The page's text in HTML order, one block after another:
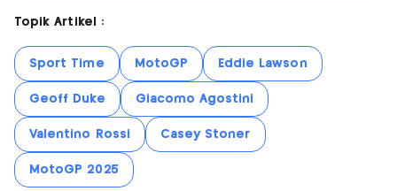
Topik Artikel :
Sport Time MotoGP Eddie Lawson
Geoff Duke Giacomo Agostini
Valentino Rossi Casey Stoner
MotoGP 2025